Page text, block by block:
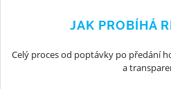
JAK PROBÍHÁ
Celý proces od poptávky po předání
a